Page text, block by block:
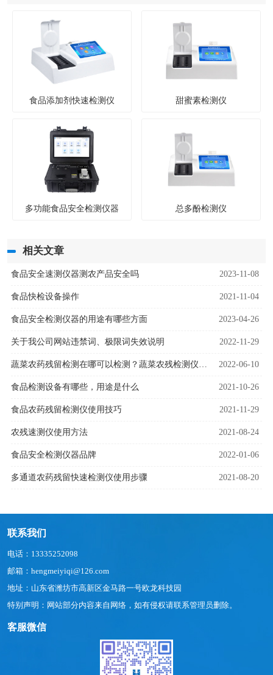
食品添加剂快速检测仪 甜蜜素检测仪
多功能食品安全检测仪器 总多酚检测仪
相关文章
食品安全速测仪器测农产品安全吗 2023-11-08
食品快检设备操作 2021-11-04
食品安全检测仪器的用途有哪些方面 2023-04-26
关于我公司网站违禁词、极限词失效说明 2022-11-29
蔬菜农药残留检测在哪可以检测？蔬菜农残检测仪快速检测 2022-06-10
食品检测设备有哪些，用途是什么 2021-10-26
食品农药残留检测仪使用技巧 2021-11-29
农残速测仪使用方法 2021-08-24
食品安全检测仪器品牌 2022-01-06
多通道农药残留快速检测仪使用步骤 2021-08-20
联系我们
电话：13335252098
邮箱：hengmeiyiqi@126.com
地址：山东省潍坊市高新区金马路一号欧龙科技园
特别声明：网站部分内容来自网络，如有侵权请联系管理员删除。
客服微信